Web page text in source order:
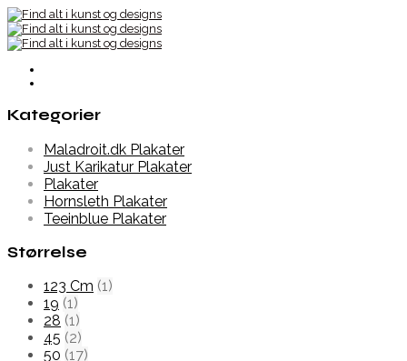
Kategorier
Maladroit.dk Plakater
Just Karikatur Plakater
Plakater
Hornsleth Plakater
Teeinblue Plakater
Størrelse
123 Cm (1)
19 (1)
28 (1)
45 (2)
50 (17)